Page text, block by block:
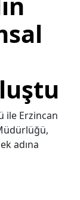
ile Erzincan
adına